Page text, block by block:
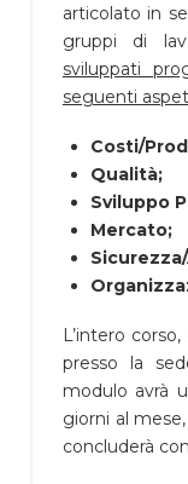
articolato in
gruppi di
sviluppati
seguenti
Costi/
Qualità;
Sviluppo
Mercato;
L’intero
presso la
modulo avrà
giorni al
concluderà